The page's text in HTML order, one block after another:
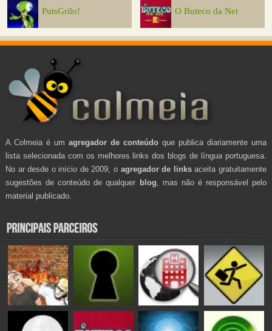
PutsGrilo! O Buteco da Net
A Colmeia é um agregador de conteúdo que publica diariamente uma
lista selecionada com os melhores links dos blogs de língua portuguesa.
No ar desde o início de 2009, o agregador de linksaceita gratuitamente
sugestões de conteúdo de qualquer blog , mas não é responsável pelo
material publicado.